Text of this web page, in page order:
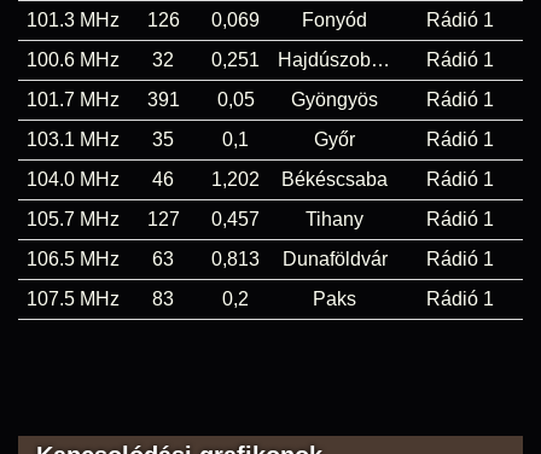
101.3 MHz 126 0,069 Fonyód
Rádió 1
100.6 MHz
32 0,251 Hajdúszoboszló
Rádió 1
101.7 MHz
391 0,05 Gyöngyös
Rádió 1
103.1 MHz
35 0,1 Győr
Rádió 1
104.0 MHz
46 1,202 Békéscsaba
Rádió 1
105.7 MHz
127 0,457 Tihany
Rádió 1
106.5 MHz
63 0,813 Dunaföldvár
Rádió 1
107.5 MHz
83 0,2 Paks Rádió 1